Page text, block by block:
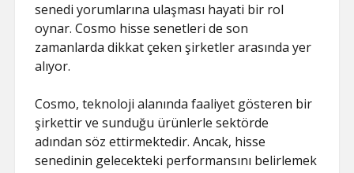
SAYFA LISTESI
senedi yorumlarına ulaşması hayati bir rol
oynar. Cosmo hisse senetleri de son
zamanlarda dikkat çeken şirketler arasında yer
alıyor.
Cosmo, teknoloji alanında faaliyet gösteren bir
şirkettir ve sunduğu ürünlerle sektörde
adından söz ettirmektedir. Ancak, hisse
senedinin gelecekteki performansını belirlemek